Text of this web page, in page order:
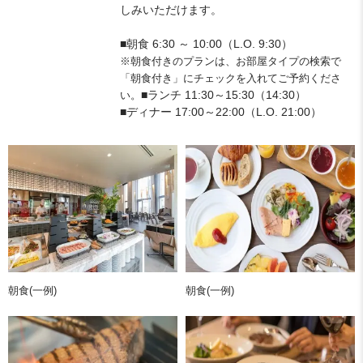
しみいただけます。
■朝食 6:30 ～ 10:00（L.O. 9:30）
※朝食付きのプランは、お部屋タイプの検索で
「朝食付き」にチェックを入れてご予約くださ
い。 ■ランチ 11:30～15:30（14:30）
■ディナー 17:00～22:00（L.O. 21:00）
朝食(一例) 朝食(一例)